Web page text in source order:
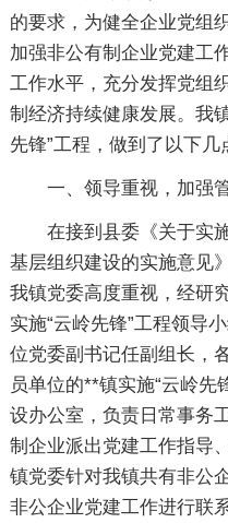
的要求，为健全企业党组
加强非公有制企业党建工
工作水平，充分发挥党组
制经济持续健康发展。我
先锋”工程，做到了以下几
一、领导重视，加强
在接到县委《关于实
基层组织建设的实施意见
我镇党委高度重视，经研
实施“云岭先锋”工程领导
位党委副书记任副组长，
员单位的**镇实施“云岭先
设办公室，负责日常事务
制企业派出党建工作指导
镇党委针对我镇共有非公
非公企业党建工作进行联